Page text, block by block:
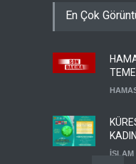
En Çok
İSLAM